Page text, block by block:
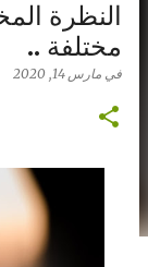
النظرة
مختلفة ..
في مارس 14, 2020